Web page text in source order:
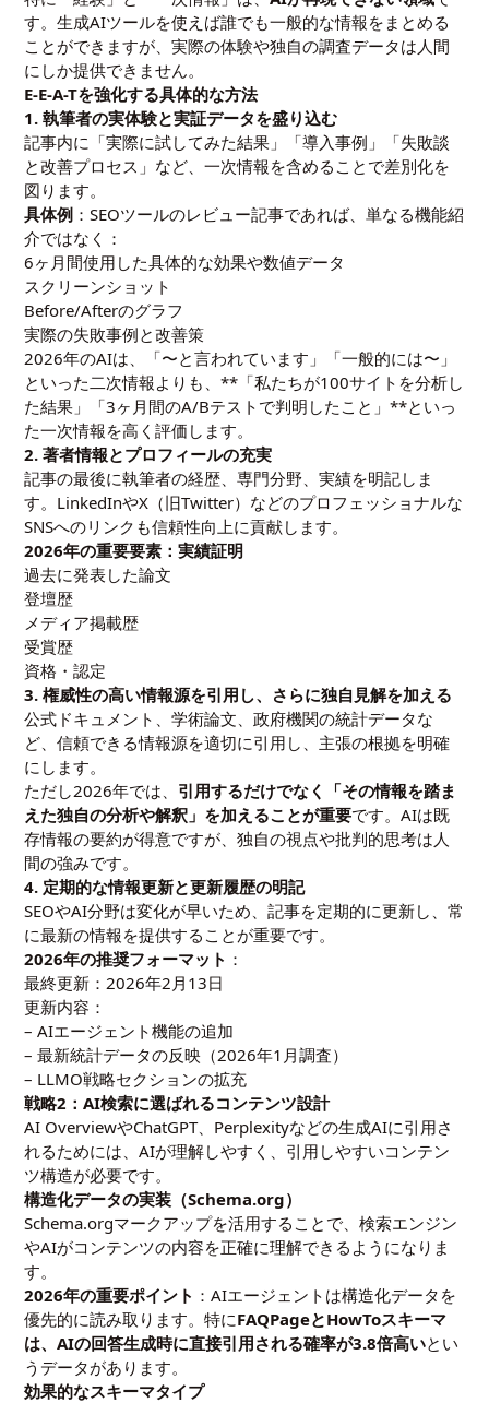
す。生成AIツールを使えば誰でも一般的な情報をまとめる
ことができますが、実際の体験や独自の調査データは人間
にしか提供できません。
E-E-A-Tを強化する具体的な方法
1. 執筆者の実体験と実証データを盛り込む
記事内に「実際に試してみた結果」「導入事例」「失敗談
と改善プロセス」など、一次情報を含めることで差別化を
図ります。
具体例 ：SEOツールのレビュー記事であれば、単なる機能紹
介ではなく：
6ヶ月間使用した具体的な効果や数値データ
スクリーンショット
Before/Afterのグラフ
実際の失敗事例と改善策
2026年のAIは、「〜と言われています」「一般的には〜」
といった二次情報よりも、**「私たちが100サイトを分析し
た結果」「3ヶ月間のA/Bテストで判明したこと」**といっ
た一次情報を高く評価します。
2. 著者情報とプロフィールの充実
記事の最後に執筆者の経歴、専門分野、実績を明記しま
す。LinkedInやX（旧Twitter）などのプロフェッショナルな
SNSへのリンクも信頼性向上に貢献します。
2026年の重要要素：実績証明
過去に発表した論文
登壇歴
メディア掲載歴
受賞歴
資格・認定
3. 権威性の高い情報源を引用し、さらに独自見解を加える
公式ドキュメント、学術論文、政府機関の統計データな
ど、信頼できる情報源を適切に引用し、主張の根拠を明確
にします。
ただし2026年では、 引用するだけでなく「その情報を踏ま
えた独自の分析や解釈」を加えることが重要です。AIは既
存情報の要約が得意ですが、独自の視点や批判的思考は人
間の強みです。
4. 定期的な情報更新と更新履歴の明記
SEOやAI分野は変化が早いため、記事を定期的に更新し、常
に最新の情報を提供することが重要です。
2026年の推奨フォーマット ：
最終更新：2026年2月13日
更新内容：
– AIエージェント機能の追加
– 最新統計データの反映（2026年1月調査）
– LLMO戦略セクションの拡充
戦略2：AI検索に選ばれるコンテンツ設計
AI OverviewやChatGPT、Perplexityなどの生成AIに引用さ
れるためには、AIが理解しやすく、引用しやすいコンテン
ツ構造が必要です。
構造化データの実装（Schema.org）
Schema.orgマークアップを活用することで、検索エンジン
やAIがコンテンツの内容を正確に理解できるようになりま
す。
2026年の重要ポイント ：AIエージェントは構造化データを
優先的に読み取ります。特にFAQPageとHowToスキーマ
は、AIの回答生成時に直接引用される確率が3.8倍高いとい
うデータがあります。
効果的なスキーマタイプ